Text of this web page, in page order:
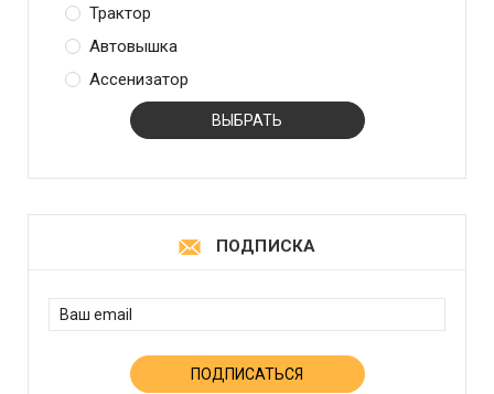
Трактор
Автовышка
Ассенизатор
ПОДПИСКА